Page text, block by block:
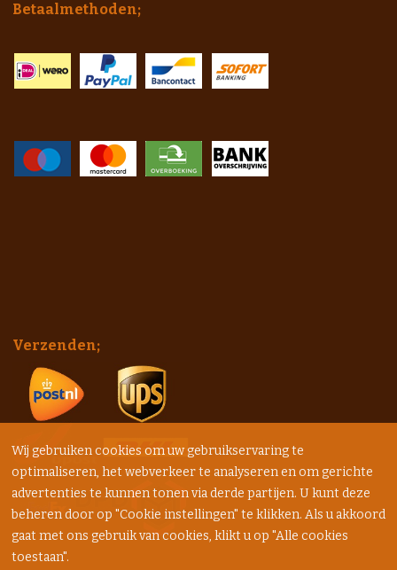
Betaalmethoden;
Verzenden;
Wij gebruiken cookies om uw gebruikservaring te
optimaliseren, het webverkeer te analyseren en om gerichte
advertenties te kunnen tonen via derde partijen. U kunt deze
beheren door op "Cookie instellingen" te klikken. Als u akkoord
gaat met ons gebruik van cookies, klikt u op "Alle cookies
toestaan".